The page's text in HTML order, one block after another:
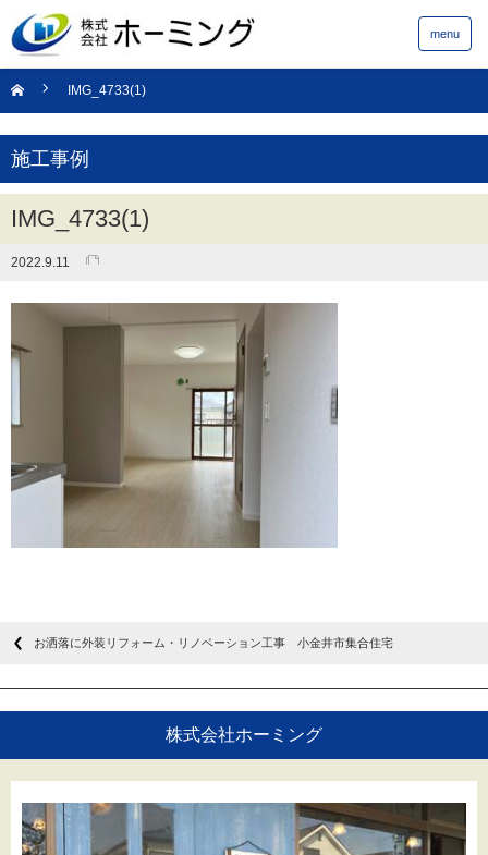
menu
IMG_4733(1)
施工事例
IMG_4733(1)
2022.9.11
お洒落に外装リフォーム・リノベーション工事 小金井市集合住宅
株式会社ホーミング